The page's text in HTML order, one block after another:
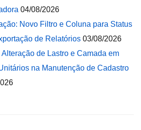
04/08/2026
Novo Filtro e Coluna para Status
de Relatórios 03/08/2026
de Lastro e Camada em
na Manutenção de Cadastro